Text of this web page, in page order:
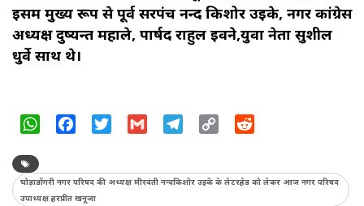
इसमें मुख्य रूप से पूर्व सरपंच नन्द किशोर उइके, नगर कांग्रेस
अध्यक्ष दुष्यन्त महाले, पार्षद राहुल इवने,युवा नेता सुशील
धुर्वे साथ थे।
WhatsAppFacebookTwitter Gmail Telegram
Copy
घोड़ाडोंगरी नगर परिषद की अध्यक्ष मीरवंती नन्दकिशोर उइके के लेटरहेड को लेकर आज नगर परिषद
उपाध्यक्ष हरप्रीत खनूजा